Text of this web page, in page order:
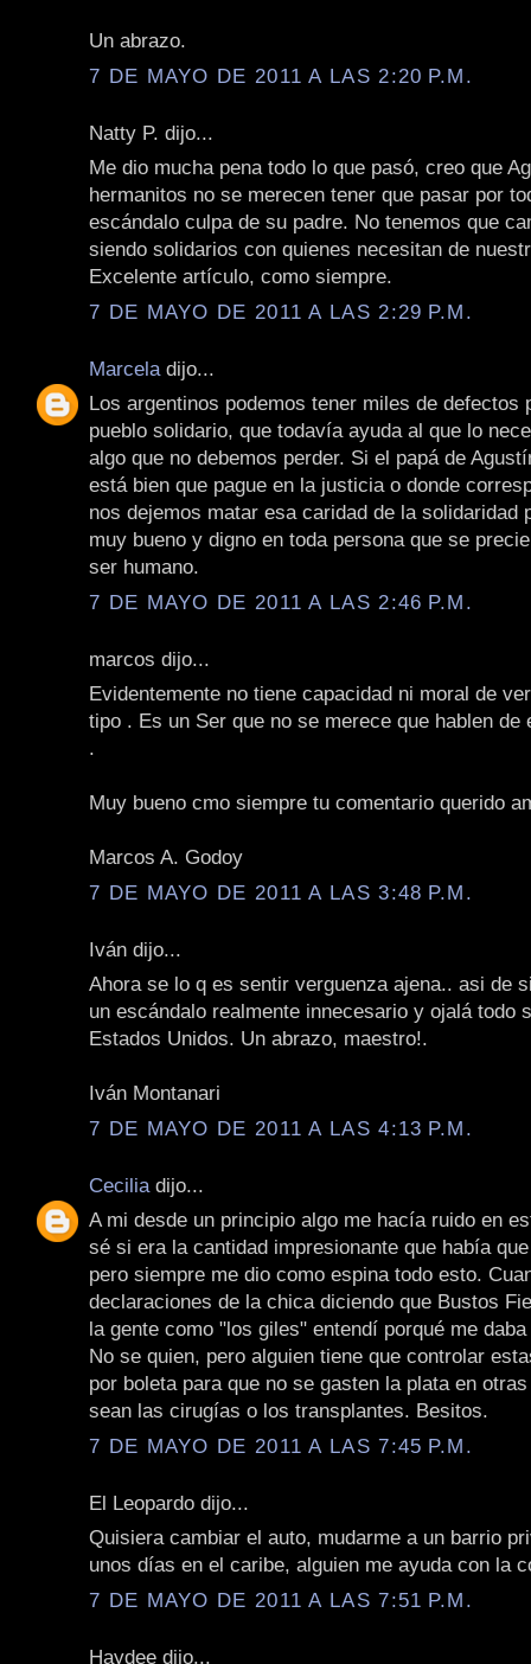
Un abrazo.
7 DE MAYO DE 2011 A LAS 2:20 P.M.
Natty P. dijo...
Me dio mucha pena todo lo que pasó, creo que
hermanitos no se merecen tener que pasar por
escándalo culpa de su padre. No tenemos que
siendo solidarios con quienes necesitan de
Excelente artículo, como siempre.
7 DE MAYO DE 2011 A LAS 2:29 P.M.
Marcela dijo...
Los argentinos podemos tener miles de defectos
pueblo solidario, que todavía ayuda al que lo
algo que no debemos perder. Si el papá de
está bien que pague en la justicia o donde
nos dejemos matar esa caridad de la solidaridad
muy bueno y digno en toda persona que se
ser humano.
7 DE MAYO DE 2011 A LAS 2:46 P.M.
marcos dijo...
Evidentemente no tiene capacidad ni moral de
tipo . Es un Ser que no se merece que hablen de
.
Muy bueno cmo siempre tu comentario querido
Marcos A. Godoy
7 DE MAYO DE 2011 A LAS 3:48 P.M.
Iván dijo...
Ahora se lo q es sentir verguenza ajena.. asi de
un escándalo realmente innecesario y ojalá todo
Estados Unidos. Un abrazo, maestro!.
Iván Montanari
7 DE MAYO DE 2011 A LAS 4:13 P.M.
Cecilia dijo...
A mi desde un principio algo me hacía ruido en
sé si era la cantidad impresionante que había
pero siempre me dio como espina todo esto.
declaraciones de la chica diciendo que Bustos
la gente como "los giles" entendí porqué me
No se quien, pero alguien tiene que controlar
por boleta para que no se gasten la plata en
sean las cirugías o los transplantes. Besitos.
7 DE MAYO DE 2011 A LAS 7:45 P.M.
El Leopardo dijo...
Quisiera cambiar el auto, mudarme a un barrio
unos días en el caribe, alguien me ayuda con la
7 DE MAYO DE 2011 A LAS 7:51 P.M.
Haydee dijo...